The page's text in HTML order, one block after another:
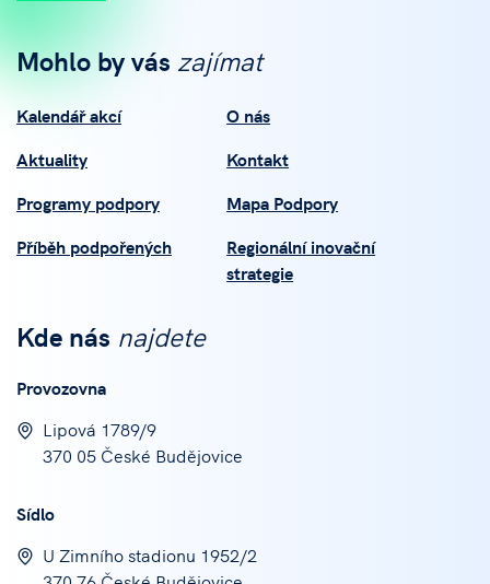
Mohlo by vás zajímat
Kalendář akcí
Aktuality
Programy podpory
Příběh podpořených
O nás
Kontakt
Mapa Podpory
Regionální inovační
strategie
Kde nás najdete
Provozovna
Lipová 1789/9
370 05 České Budějovice
Sídlo
U Zimního stadionu 1952/2